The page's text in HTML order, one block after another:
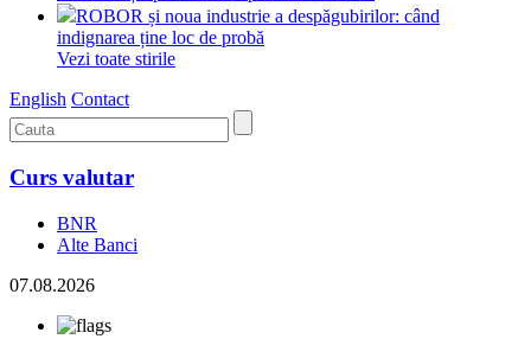
ROBOR și noua industrie a despăgubirilor: când
indignarea ține loc de probă
Vezi toate stirile
English Contact
Curs valutar
BNR
Alte Banci
07.08.2026